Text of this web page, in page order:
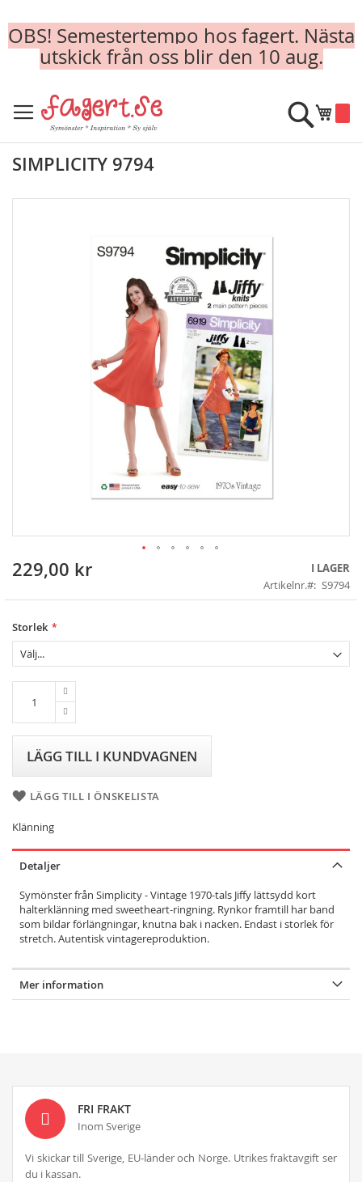
OBS! Semestertempo hos fagert. Nästa
utskick från oss blir den 10 aug.
to
Content
Min
Sök
SIMPLICITY 9794
Skip
the
of
the
images
gallery
229,00 kr
I LAGER
Artikelnr.
S9794
Storlek
LÄGG TILL I KUNDVAGNEN
LÄGG TILL I ÖNSKELISTA
Klänning
Detaljer
Symönster från Simplicity - Vintage 1970-tals Jiffy lättsydd kort
halterklänning med sweetheart-ringning. Rynkor framtill har band
som bildar förlängningar, knutna bak i nacken. Endast i storlek för
stretch. Autentisk vintagereproduktion.
Mer information
FRI FRAKT
Inom Sverige
Vi skickar till Sverige, EU-länder och Norge. Utrikes fraktavgift ser
du i kassan.